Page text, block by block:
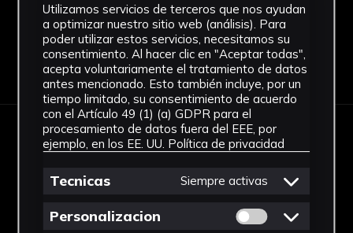
Descargar Ficha
IMÁGENES
Utilizamos servicios de terceros que nos ayudan
a optimizar nuestro sitio web (análisis). Para
poder utilizar estos servicios, necesitamos su
consentimiento. Al hacer clic en "Aceptar todas",
acepta voluntariamente el tratamiento de datos
antes mencionado. Esto también incluye, por un
tiempo limitado, su consentimiento de acuerdo
con el Artículo 49 (1) (a) GDPR para el
procesamiento de datos fuera del EEE, por
ejemplo, en los EE. UU. Política de privacidad
Tecnicas Siempre activas
Personalizacion Permitir cookies